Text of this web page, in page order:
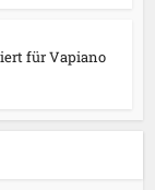
für Vapiano